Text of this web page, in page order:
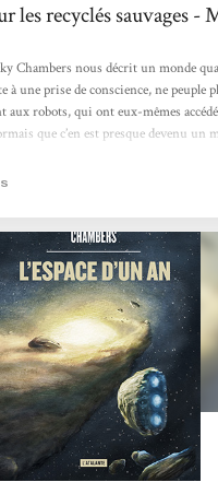
les recyclés sauvages -
Chambers nous décrit un monde
à une prise de conscience, ne peuple
aux robots, qui ont eux-mêmes
que c’en est presque devenu un
artificielle, changeant au
mais sa...